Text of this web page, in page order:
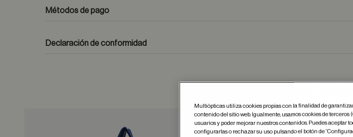
formulario de contacto
Métodos de pago
Declaración de conformidad
Guardar en favoritos
Multiópticas utiliza cookies propias con la finalidad de
contenido del sitio web. Igualmente, usamos cookies de
usuarios y poder mejorar nuestros contenidos. Puedes aceptar
configurarlas o rechazar su uso pulsando el botón de